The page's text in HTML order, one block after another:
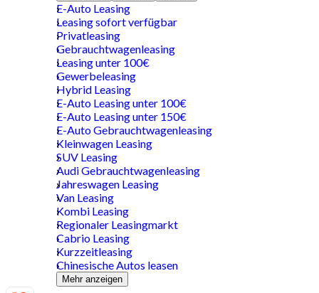
E-Auto Leasing
Leasing sofort verfügbar
Privatleasing
Gebrauchtwagenleasing
Leasing unter 100€
Gewerbeleasing
Hybrid Leasing
E-Auto Leasing unter 100€
E-Auto Leasing unter 150€
E-Auto Gebrauchtwagenleasing
Kleinwagen Leasing
SUV Leasing
Audi Gebrauchtwagenleasing
Jahreswagen Leasing
Van Leasing
Kombi Leasing
Regionaler Leasingmarkt
Cabrio Leasing
Kurzzeitleasing
Chinesische Autos leasen
Mehr anzeigen